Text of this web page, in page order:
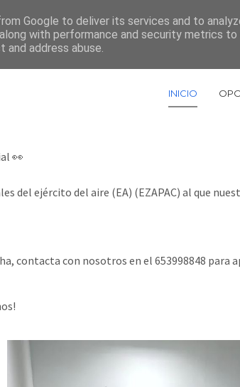
INICIO
👀
del ejército del aire (EA) (EZAPAC) al que
contacta con nosotros en el 653998848
Google to deliver its services and to
with performance and security metrics
address abuse.